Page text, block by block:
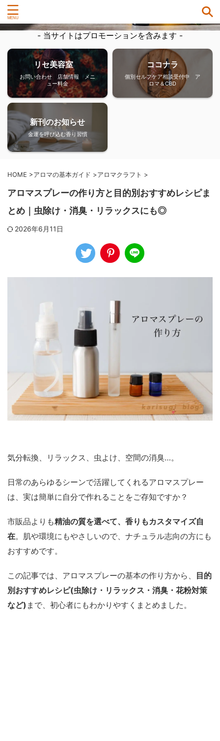
- 当サイトはプロモーションを含みます -
リセ美容室
お問い合わせ 店舗情報 メニ
ュー料金
ココナラ
個別セルフケア相談受付中 ア
ロマ＆CBD
新刊のお知らせ
金運を呼び込む香り習慣
HOME >アロマの基本ガイド >アロマクラフト >
アロマスプレーの作り方と目的別おすすめレシピま
とめ｜虫除け・消臭・リラックスにも◎
2026年6月11日
気分転換、リラックス、虫よけ、空間の消臭…。
日常のあらゆるシーンで活躍してくれるアロマスプレー
は、実は簡単に自分で作れることをご存知ですか？
市販品よりも精油の質を選べて、香りもカスタマイズ自
在。肌や環境にもやさしいので、ナチュラル志向の方にも
おすすめです。
この記事では、アロマスプレーの基本の作り方から、 目的
別おすすめレシピ(虫除け・リラックス・消臭・花粉対策
など) まで、初心者にもわかりやすくまとめました。